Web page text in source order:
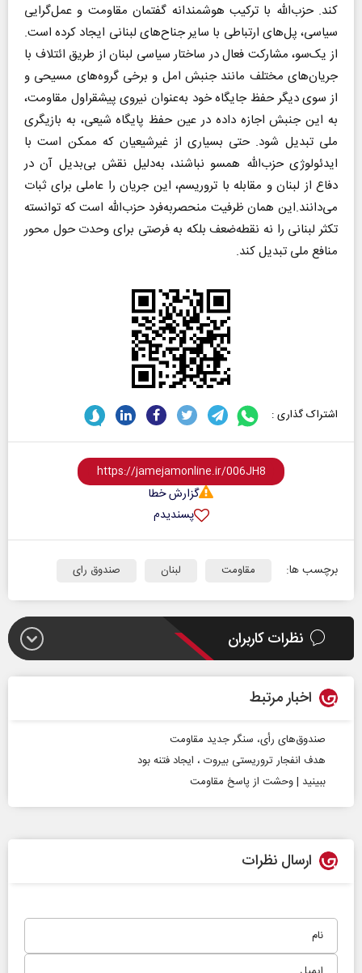
کند. حزب‌الله با ترکیب هوشمندانه گفتمان مقاومت و عمل‌گرایی
سیاسی، پل‌های ارتباطی با سایر جناح‌های لبنانی ایجاد کرده است.
از یک‌سو، مشارکت فعال در ساختار سیاسی لبنان از طریق ائتلاف با
جریان‌های مختلف مانند جنبش امل و برخی گروه‌های مسیحی و
از سوی دیگر حفظ جایگاه خود به‌عنوان نیروی پیشقراول مقاومت،
به این جنبش اجازه داده در عین حفظ پایگاه شیعی، به بازیگری
ملی تبدیل شود. حتی بسیاری از غیرشیعیان که ممکن است با
ایدئولوژی حزب‌الله همسو نباشند، به‌دلیل نقش بی‌بدیل آن در
دفاع از لبنان و مقابله با تروریسم، این جریان را عاملی برای ثبات
می‌دانند.این همان ظرفیت منحصربه‌فرد حزب‌الله است که توانسته
تکثر لبنانی را نه نقطه‌ضعف بلکه به فرصتی برای وحدت حول محور
منافع ملی تبدیل کند.
اشتراک گذاری :
گزارش خطا
پسندیدم
برچسب ها: مقاومت لبنان صندوق رای
نظرات کاربران
اخبار مرتبط
صندوق‌های رأی، سنگر جدید مقاومت
هدف انفجار تروریستی بیروت ، ایجاد فتنه بود
ببینید | وحشت از پاسخ مقاومت
ارسال نظرات